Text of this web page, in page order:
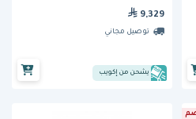
9,329
توصيل مجاني
يشحن من إكويب